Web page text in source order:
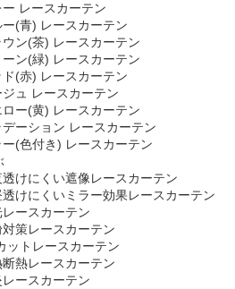
ー レースカーテン
ー(青) レースカーテン
ウン(茶) レースカーテン
ーン(緑) レースカーテン
ド(赤) レースカーテン
ュ レースカーテン
ロー(黄) レースカーテン
デーション レースカーテン
ー(色付き) レースカーテン
けにくい遮像レースカーテン
透けにくいミラー効果レースカーテン
ースカーテン
策レースカーテン
ットレースカーテン
熱レースカーテン
レースカーテン